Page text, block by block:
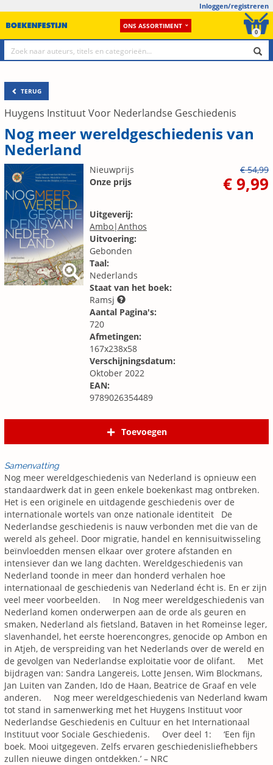
Inloggen/registreren
ONS ASSORTIMENT
0
TERUG
Huygens Instituut Voor Nederlandse Geschiedenis
Nog meer wereldgeschiedenis van
Nederland
Nieuwprijs
€ 54,99
Onze prijs
€ 9,99
Uitgeverij:
Ambo|Anthos
Uitvoering:
Gebonden
Taal:
Nederlands
Staat van het boek:
Ramsj
Aantal Pagina's:
720
Afmetingen:
167x238x58
Verschijningsdatum:
Oktober 2022
EAN:
9789026354489
Toevoegen
Samenvatting
Nog meer wereldgeschiedenis van Nederland is opnieuw een
standaardwerk dat in geen enkele boekenkast mag ontbreken.
Het is een originele en uitdagende geschiedenis over de
internationale wortels van onze nationale identiteit De
Nederlandse geschiedenis is nauw verbonden met die van de
wereld als geheel. Door migratie, handel en kennisuitwisseling
beïnvloedden mensen elkaar over grotere afstanden en
intensiever dan we lang dachten. Wereldgeschiedenis van
Nederland toonde in meer dan honderd verhalen hoe
internationaal de geschiedenis van Nederland écht is. En er zijn
veel meer voorbeelden. In Nog meer wereldgeschiedenis van
Nederland komen onderwerpen aan de orde als geuren en
smaken, Nederland als fietsland, Bataven in het Romeinse leger,
slavenhandel, het eerste hoerencongres, genocide op Ambon en
in Atjeh, de verspreiding van het Nederlands over de wereld en
de gevolgen van Nederlandse exploitatie voor de olifant. Met
bijdragen van: Sandra Langereis, Lotte Jensen, Wim Blockmans,
Jan Luiten van Zanden, Ido de Haan, Beatrice de Graaf en vele
anderen. Nog meer wereldgeschiedenis van Nederland kwam
tot stand in samenwerking met het Huygens Instituut voor
Nederlandse Geschiedenis en Cultuur en het Internationaal
Instituut voor Sociale Geschiedenis. Over deel 1: ‘Een fijn
boek. Mooi uitgegeven. Zelfs ervaren geschiedenisliefhebbers
zullen nieuwe dingen ontdekken.’ – NRC